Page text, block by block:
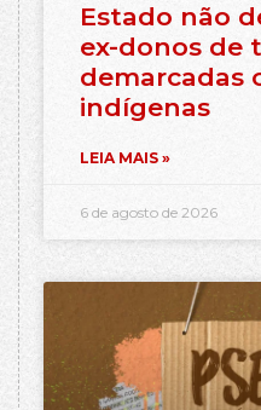
Estado não
ex-donos de
demarcadas
indígenas
LEIA MAIS »
6 de agosto de 2026